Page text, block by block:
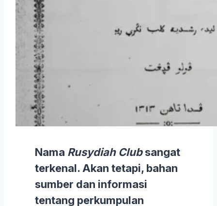
Nama Rusydiah Clubsangat
terkenal. Akan tetapi, bahan
sumber dan informasi
tentang perkumpulan